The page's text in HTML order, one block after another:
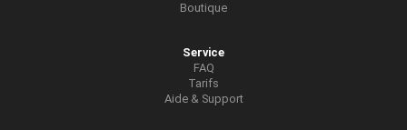
Boutique
Service
FAQ
Tarifs
Aide & Support